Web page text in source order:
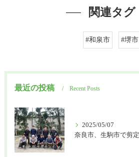
関連タグ
#和泉市 #堺市
最近の投稿 Recent Posts
2025/05/07